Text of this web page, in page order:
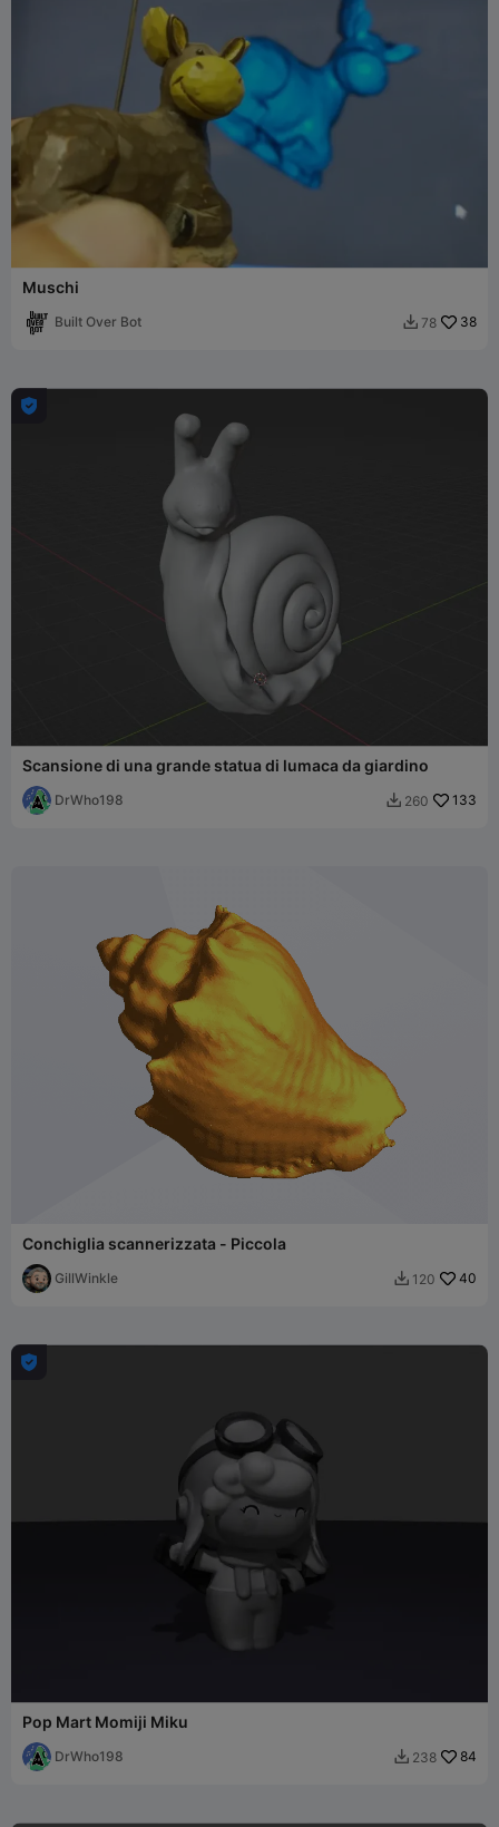
Muschi
Built Over Bot  78 38

Scansione di una grande statua di lumaca da giardino
DrWho198  260 133
Conchiglia scannerizzata - Piccola
GillWinkle  120 40

Pop Mart Momiji Miku
DrWho198  238 84